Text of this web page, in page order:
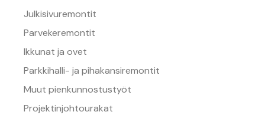
Julkisivuremontit
Parvekeremontit
Ikkunat ja ovet
Parkkihalli- ja pihakansiremontit
Muut pienkunnostustyöt
Projektinjohtourakat